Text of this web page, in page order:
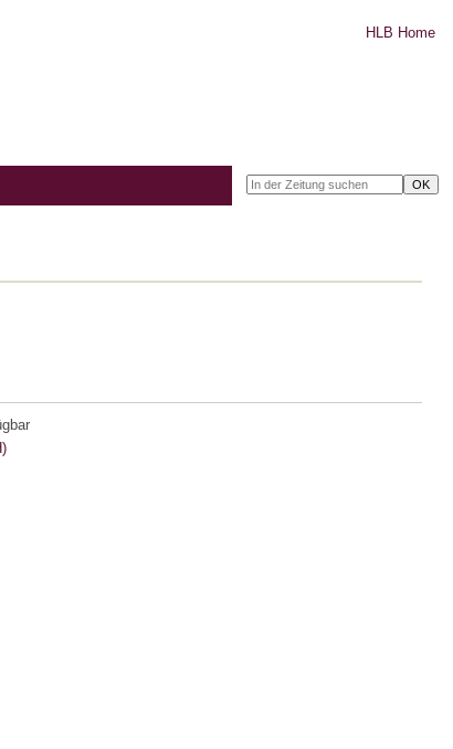
HLB Home